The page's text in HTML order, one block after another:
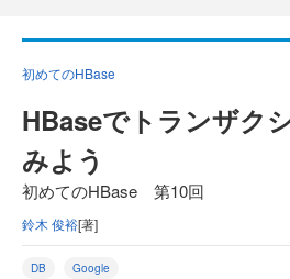
初めてのHBase
HBaseでトランザク
みよう
初めてのHBase 第10回
鈴木 俊裕[著]
DB Google